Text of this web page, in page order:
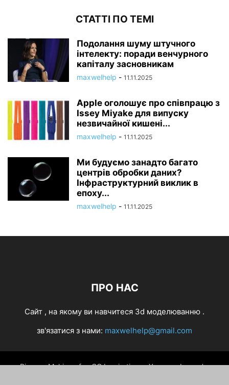
СТАТТІ ПО ТЕМІ
Подолання шуму штучного
інтелекту: поради венчурного
капіталу засновникам
maxwelhelp - 11.11.2025
Apple оголошує про співпрацю з
Issey Miyake для випуску
незвичайної кишені...
maxwelhelp - 11.11.2025
Ми будуємо занадто багато
центрів обробки даних?
Інфраструктурний виклик в
епоху...
maxwelhelp - 11.11.2025
ПРО НАС
Cайт , на якому ви навчитеся 3d моделюванню .
зв'язатися з нами: maxwelhelp@gmail.com
Різне Making of CG Inspiration Уроки Інтерв’ю